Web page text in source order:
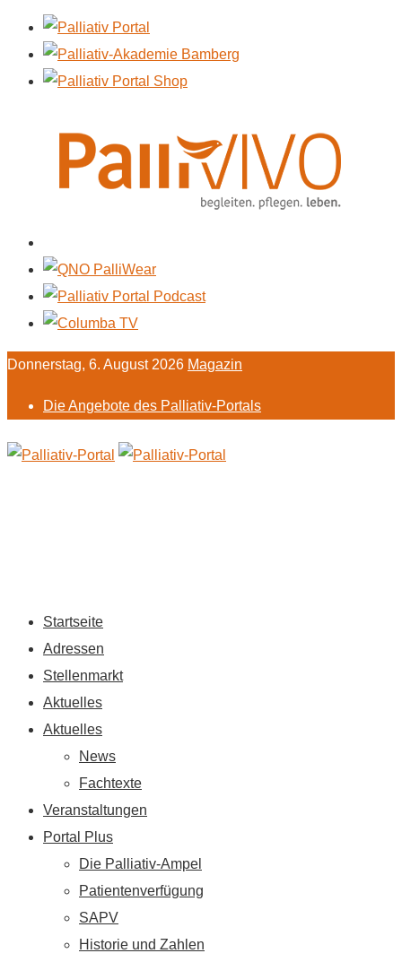
Donnerstag, 6. August 2026 Magazin
Die Angebote des Palliativ-Portals
Startseite
Adressen
Stellenmarkt
Aktuelles
Aktuelles
News
Fachtexte
Veranstaltungen
Portal Plus
Die Palliativ-Ampel
Patientenverfügung
SAPV
Historie und Zahlen